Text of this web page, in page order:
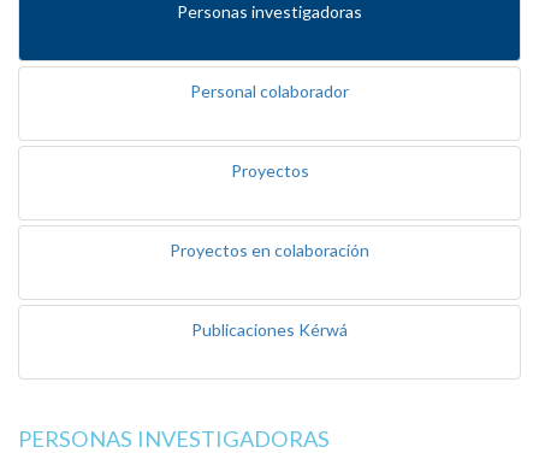
Personas investigadoras
Personal colaborador
Proyectos
Proyectos en colaboración
Publicaciones Kérwá
PERSONAS INVESTIGADORAS